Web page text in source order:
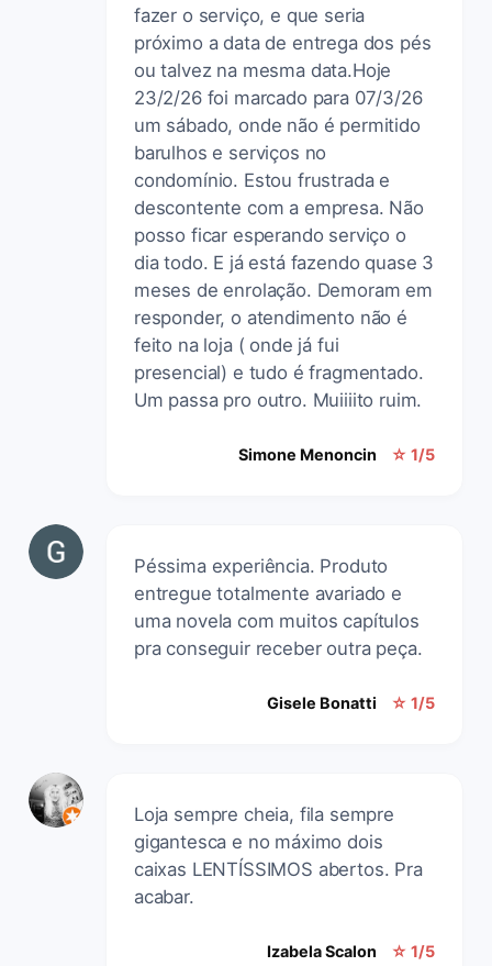
fazer o serviço, e que seria
próximo a data de entrega dos pés
ou talvez na mesma data.Hoje
23/2/26 foi marcado para 07/3/26
um sábado, onde não é permitido
barulhos e serviços no
condomínio. Estou frustrada e
descontente com a empresa. Não
posso ficar esperando serviço o
dia todo. E já está fazendo quase 3
meses de enrolação. Demoram em
responder, o atendimento não é
feito na loja ( onde já fui
presencial) e tudo é fragmentado.
Um passa pro outro. Muiiiito ruim.
Simone Menoncin ☆ 1/5
Péssima experiência. Produto
entregue totalmente avariado e
uma novela com muitos capítulos
pra conseguir receber outra peça.
Gisele Bonatti ☆ 1/5
Loja sempre cheia, fila sempre
gigantesca e no máximo dois
caixas LENTÍSSIMOS abertos. Pra
acabar.
Izabela Scalon ☆ 1/5